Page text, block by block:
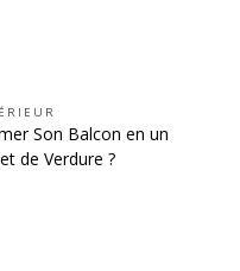
Son Balcon en un
de Verdure ?